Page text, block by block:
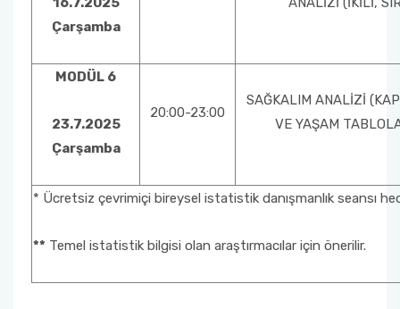
Çarşamba
MODÜL 6
23.7.2025
Çarşamba
20:00-23:00
SAĞKALIM ANALİZİ
VE YAŞAM
* Ücretsiz çevrimiçi bireysel istatistik danışmanlık seansı
** Temel istatistik bilgisi olan araştırmacılar için önerilir.